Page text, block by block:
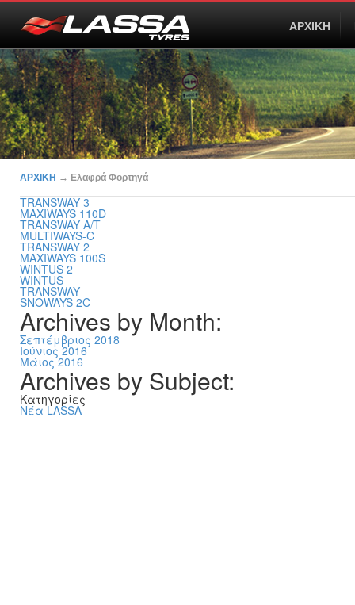
ΑΡΧΙΚΗ
ΑΡΧΙΚΗ → Ελαφρά Φορτηγά
TRANSWAY 3
MAXIWAYS 110D
TRANSWAY A/T
MULTIWAYS-C
TRANSWAY 2
MAXIWAYS 100S
WINTUS 2
WINTUS
TRANSWAY
SNOWAYS 2C
Archives by Month:
Σεπτέμβριος 2018
Ιούνιος 2016
Μάιος 2016
Archives by Subject:
Kατηγορίες
Νέα LASSA